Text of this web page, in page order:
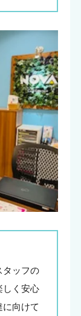
タッフの
しく安心
に向けて